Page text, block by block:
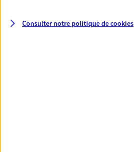
Consulter notre politique decookies